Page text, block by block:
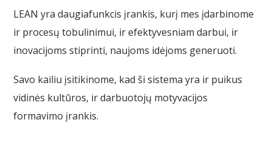
LEAN yra daugiafunkcis įrankis, kurį mes įdarbinome
ir procesų tobulinimui, ir efektyvesniam darbui, ir
inovacijoms stiprinti, naujoms idėjoms generuoti.
Savo kailiu įsitikinome, kad ši sistema yra ir puikus
vidinės kultūros, ir darbuotojų motyvacijos
formavimo įrankis.